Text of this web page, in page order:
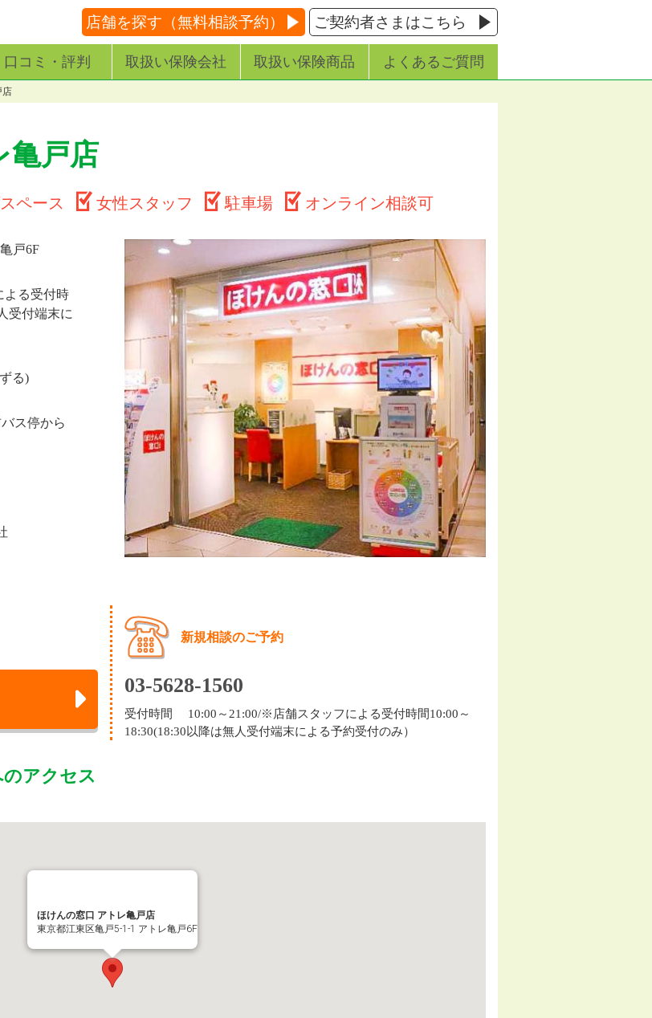
店舗を探す（無料相談予約） ご契約者さまはこちら
口コミ・評判 取扱い保険会社 取扱い保険商品 よくあるご質問
店
亀戸店
ペース 女性スタッフ 駐車場 オンライン相談可
戸6F
よる受付時
受付端末に
る)
ス停から
新規相談のご予約
03-5628-1560
受付時間 10:00～21:00/※店舗スタッフによる受付時間10:00～
18:30(18:30以降は無人受付端末による予約受付のみ）
アクセス
ほけんの窓口 アトレ亀戸店
東京都江東区亀戸5-1-1 アトレ亀戸6F